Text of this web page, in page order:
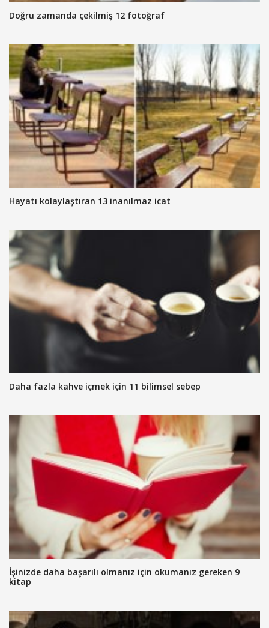
Doğru zamanda çekilmiş 12 fotoğraf
Hayatı kolaylaştıran 13 inanılmaz icat
Daha fazla kahve içmek için 11 bilimsel sebep
İşinizde daha başarılı olmanız için okumanız gereken 9
kitap